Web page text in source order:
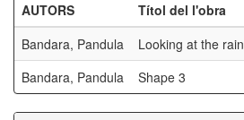
AUTORS Títol del l'obra
Bandara, Pandula
Looking at the rain
Bandara, Pandula
Shape 3